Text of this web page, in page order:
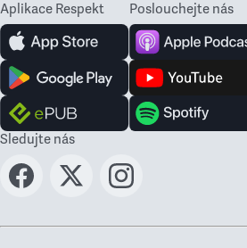
Aplikace Respekt Poslouchejte nás
Sledujte nás